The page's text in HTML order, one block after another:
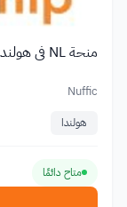
منحة NL في هولندا للطلاب الدوليين
Nuffic
هولندا
متاح دائمًا